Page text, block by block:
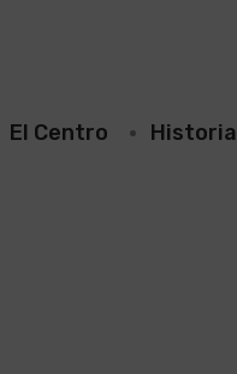
El Centro Historia